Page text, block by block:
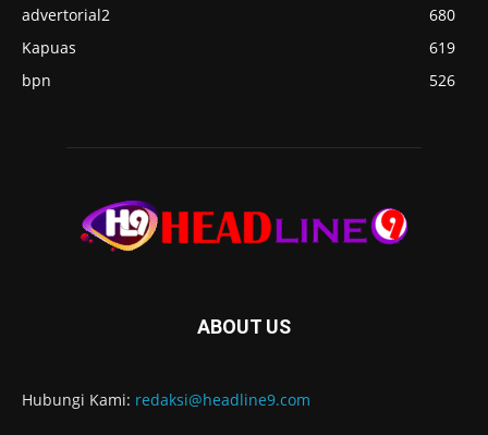
advertorial2
680
Kapuas
619
bpn
526
ABOUT US
Hubungi Kami: redaksi@headline9.com